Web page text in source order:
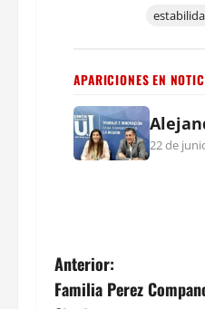
APARICIONES EN
22 de
N
Anterior:
Familia Perez